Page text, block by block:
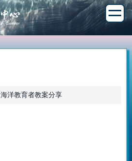
海洋教育者教案分享